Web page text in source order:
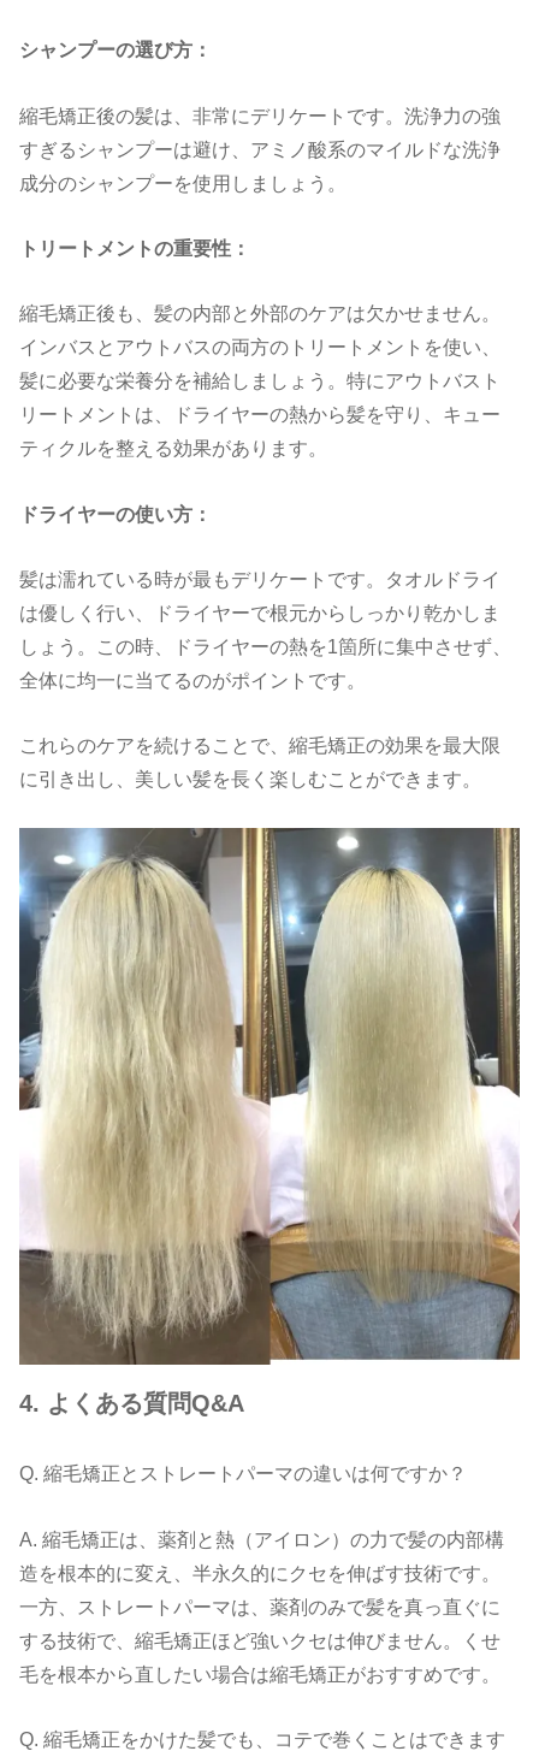
シャンプーの選び方：
縮毛矯正後の髪は、非常にデリケートです。洗浄力の強
すぎるシャンプーは避け、アミノ酸系のマイルドな洗浄
成分のシャンプーを使用しましょう。
トリートメントの重要性：
縮毛矯正後も、髪の内部と外部のケアは欠かせません。
インバスとアウトバスの両方のトリートメントを使い、
髪に必要な栄養分を補給しましょう。特にアウトバスト
リートメントは、ドライヤーの熱から髪を守り、キュー
ティクルを整える効果があります。
ドライヤーの使い方：
髪は濡れている時が最もデリケートです。タオルドライ
は優しく行い、ドライヤーで根元からしっかり乾かしま
しょう。この時、ドライヤーの熱を1箇所に集中させず、
全体に均一に当てるのがポイントです。
これらのケアを続けることで、縮毛矯正の効果を最大限
に引き出し、美しい髪を長く楽しむことができます。
4. よくある質問Q&A
Q.縮毛矯正とストレートパーマの違いは何ですか？
A.縮毛矯正は、薬剤と熱（アイロン）の力で髪の内部構
造を根本的に変え、半永久的にクセを伸ばす技術です。
一方、ストレートパーマは、薬剤のみで髪を真っ直ぐに
する技術で、縮毛矯正ほど強いクセは伸びません。くせ
毛を根本から直したい場合は縮毛矯正がおすすめです。
Q.縮毛矯正をかけた髪でも、コテで巻くことはできます